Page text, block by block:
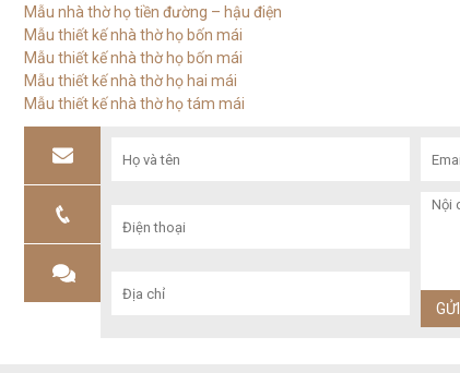
Mẫu nhà thờ họ tiền đường – hậu điện
Mẫu thiết kế nhà thờ họ bốn mái
Mẫu thiết kế nhà thờ họ bốn mái
Mẫu thiết kế nhà thờ họ hai mái
Mẫu thiết kế nhà thờ họ tám mái